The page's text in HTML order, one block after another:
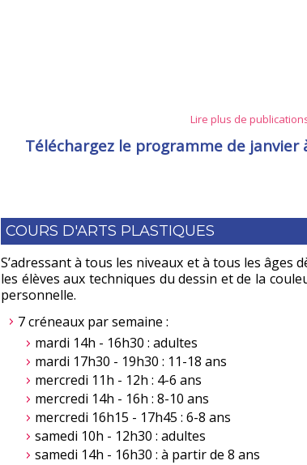
Lire plus de
Téléchargez le programme de janvier
COURS D'ARTS PLASTIQUES
S’adressant à tous les niveaux et à tous les âges
les élèves aux techniques du dessin et de la
personnelle.
7 créneaux par semaine :
mardi 14h - 16h30 : adultes
mardi 17h30 - 19h30 : 11-18 ans
mercredi 11h - 12h : 4-6 ans
mercredi 14h - 16h : 8-10 ans
mercredi 16h15 - 17h45 : 6-8 ans
samedi 10h - 12h30 : adultes
samedi 14h - 16h30 : à partir de 8 ans